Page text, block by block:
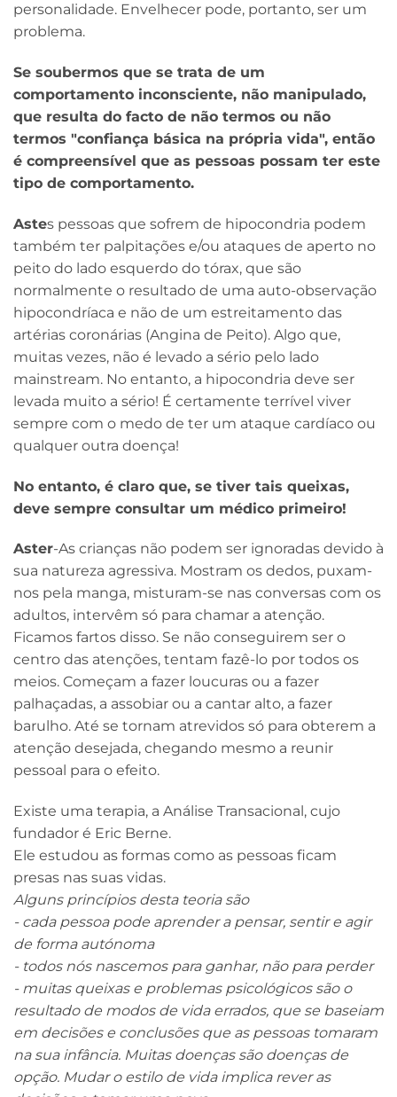
personalidade. Envelhecer pode, portanto, ser um
problema.
Se soubermos que se trata de um
comportamento inconsciente, não manipulado,
que resulta do facto de não termos ou não
termos "confiança básica na própria vida", então
é compreensível que as pessoas possam ter este
tipo de comportamento.
Astes pessoas que sofrem de hipocondria podem
também ter palpitações e/ou ataques de aperto no
peito do lado esquerdo do tórax, que são
normalmente o resultado de uma auto-observação
hipocondríaca e não de um estreitamento das
artérias coronárias (Angina de Peito). Algo que,
muitas vezes, não é levado a sério pelo lado
mainstream. No entanto, a hipocondria deve ser
levada muito a sério! É certamente terrível viver
sempre com o medo de ter um ataque cardíaco ou
qualquer outra doença!
No entanto, é claro que, se tiver tais queixas,
deve sempre consultar um médico primeiro!
Aster-As crianças não podem ser ignoradas devido à
sua natureza agressiva. Mostram os dedos, puxam-
nos pela manga, misturam-se nas conversas com os
adultos, intervêm só para chamar a atenção.
Ficamos fartos disso. Se não conseguirem ser o
centro das atenções, tentam fazê-lo por todos os
meios. Começam a fazer loucuras ou a fazer
palhaçadas, a assobiar ou a cantar alto, a fazer
barulho. Até se tornam atrevidos só para obterem a
atenção desejada, chegando mesmo a reunir
pessoal para o efeito.
Existe uma terapia, a Análise Transacional, cujo
fundador é Eric Berne.
Ele estudou as formas como as pessoas ficam
presas nas suas vidas.
Alguns princípios desta teoria são
- cada pessoa pode aprender a pensar, sentir e agir
de forma autónoma
- todos nós nascemos para ganhar, não para perder
- muitas queixas e problemas psicológicos são o
resultado de modos de vida errados, que se baseiam
em decisões e conclusões que as pessoas tomaram
na sua infância. Muitas doenças são doenças de
opção. Mudar o estilo de vida implica rever as